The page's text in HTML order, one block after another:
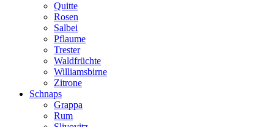
Quitte
Rosen
Salbei
Pflaume
Trester
Waldfrüchte
Williamsbirne
Zitrone
Schnaps
Grappa
Rum